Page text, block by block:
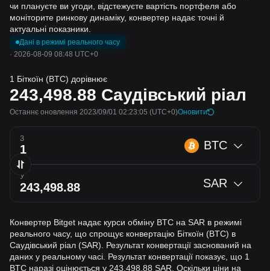
чи плануєте ви угоди, відстежуєте вартість портфеля або
моніторите ринкову динаміку, конвертер надає точні й
актуальні показники.
Дані в режимі реального часу
· 2026-08-09 08:48 UTC+0
1 Біткоїн (BTC) дорівнює
243,498.88 Саудівський ріал
Останнє оновлення 2023/09/01 02:23:05 (UTC+0)Оновити
З BTC
У SAR
Конвертер Bitget надає курси обміну BTC на SAR в режимі
реального часу, що спрощує конвертацію Біткоїн (BTC) в
Саудівський ріал (SAR). Результат конвертації заснований на
даних у реальному часі. Результат конвертації показує, що 1
BTC наразі оцінюється у 243,498.88 SAR. Оскільки ціни на